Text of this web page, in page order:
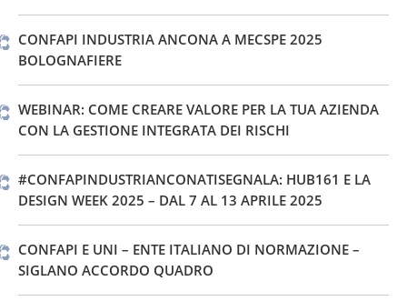
CONFAPI INDUSTRIA ANCONA A MECSPE 2025
BOLOGNAFIERE
WEBINAR: COME CREARE VALORE PER LA TUA AZIENDA
CON LA GESTIONE INTEGRATA DEI RISCHI
#CONFAPINDUSTRIANCONATISEGNALA: HUB161 E LA
DESIGN WEEK 2025 – DAL 7 AL 13 APRILE 2025
CONFAPI E UNI – ENTE ITALIANO DI NORMAZIONE –
SIGLANO ACCORDO QUADRO